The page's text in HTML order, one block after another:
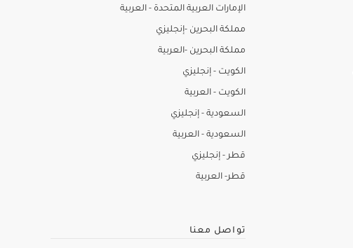
الإمارات العربية المتحدة - العربية
مملكة البحرين -إنجليزي
مملكة البحرين -العربية
الكويت - إنجليزي
الكويت - العربية
السعودية - إنجليزي
السعودية - العربية
قطر - إنجليزي
قطر- العربية
تواصل معنا